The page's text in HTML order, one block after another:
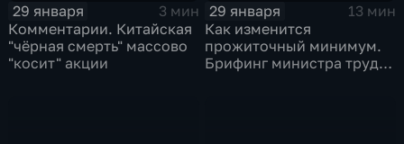
29 января
3 мин
Комментарии. Китайская
"чёрная смерть" массово
"косит" акции
29 января
13 мин
Как изменится
прожиточный минимум.
Брифинг министра труда